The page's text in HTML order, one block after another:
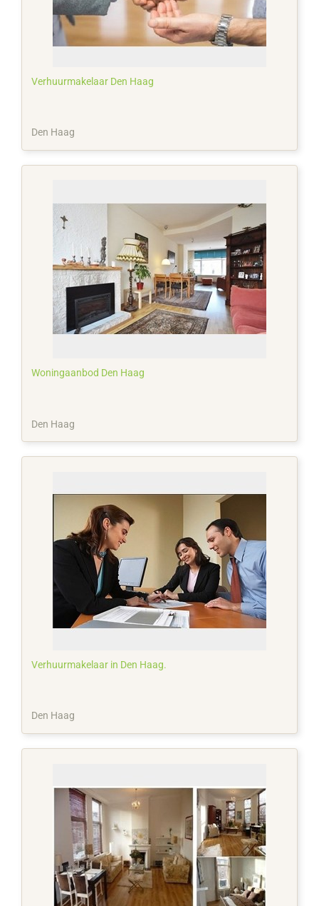
Verhuurmakelaar Den Haag
Den Haag
Woningaanbod Den Haag
Den Haag
Verhuurmakelaar in Den Haag.
Den Haag